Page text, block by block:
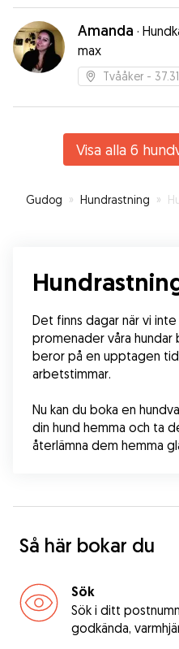
Amanda ·
max
Tvååker -
Visa alla 6
Gudog » Hundrastning »
Det finns dagar när vi
promenader våra
beror på en upptagen
arbetstimmar.
Nu kan du boka en
din hund hemma och ta
återlämna dem hemma
Så här bokar du
Sök
Sök i ditt
godkända,